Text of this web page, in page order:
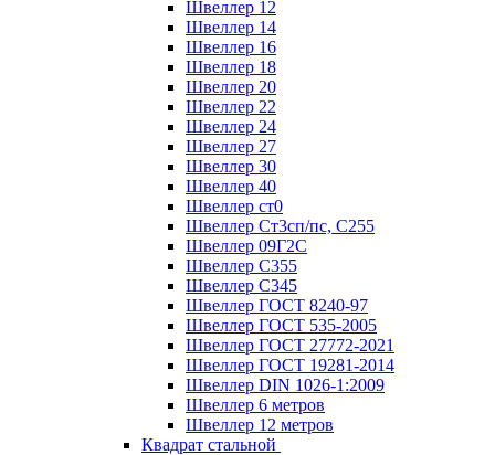
Швеллер 12
Швеллер 14
Швеллер 16
Швеллер 18
Швеллер 20
Швеллер 22
Швеллер 24
Швеллер 27
Швеллер 30
Швеллер 40
Швеллер ст0
Швеллер Ст3сп/пс, С255
Швеллер 09Г2С
Швеллер С355
Швеллер С345
Швеллер ГОСТ 8240-97
Швеллер ГОСТ 535-2005
Швеллер ГОСТ 27772-2021
Швеллер ГОСТ 19281-2014
Швеллер DIN 1026-1:2009
Швеллер 6 метров
Швеллер 12 метров
Квадрат стальной